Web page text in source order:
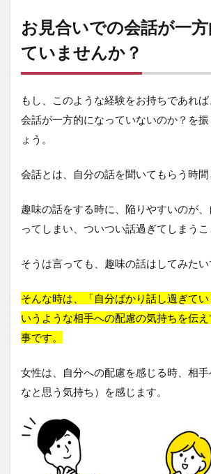
お見合いでの会話が一
ていませんか？
もし、このような経験をお持ちであれ
会話が一方的になっていないのか？を
ょう。
会話とは、自分の話を聞いてもらう時間
趣味の話をする時に、陥りやすいのが
ってしまい、ついつい話過ぎてしまうこ
そうは言っても、趣味の話はしてみたい
そんな時は、「自分ばかり話し過ぎて
いうような相手への配慮の気持ちを伝
事です。
女性は、自分への配慮を感じる時、相
なと思う気持ち）を感じます。